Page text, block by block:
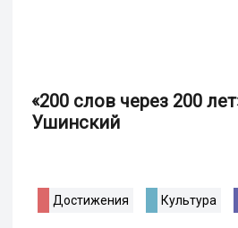
«200 слов через 200
Ушинский
Достижения Культура